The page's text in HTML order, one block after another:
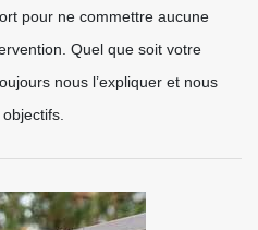
pour ne commettre aucune
Quel que soit votre
nous l’expliquer et nous